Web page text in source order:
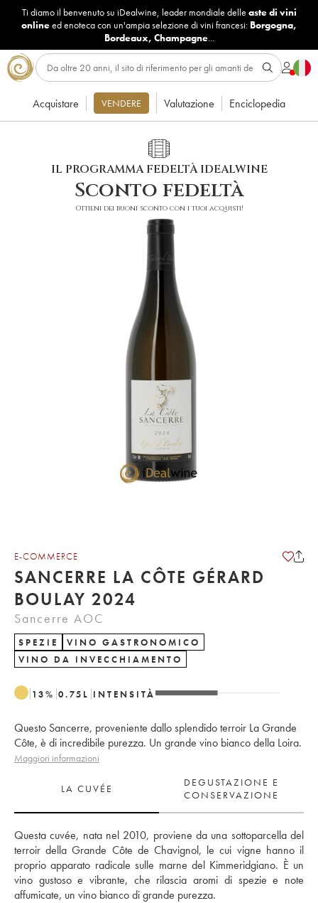
Ti diamo il benvenuto su iDealwine, leader mondiale delle aste di vini
onlineed enoteca con un'ampia selezione di vini francesi: Borgogna,
Bordeaux, Champagne...
Acquistare VENDERE Valutazione Enciclopedia
IL PROGRAMMA FEDELTÀ IDEALWINE
Sconto fedeltà
Ottieni dei buoni sconto con i tuoi acquisti!
E-COMMERCE
SANCERRE LA CÔTE GÉRARD
BOULAY 2024
Sancerre AOC
SPEZIE
VINO GASTRONOMICO
VINO DA INVECCHIAMENTO
13% 0.75 L INTENSITÀ
Questo Sancerre, proveniente dallo splendido terroir La Grande
Côte, è di incredibile purezza. Un grande vino bianco della Loira.
Maggiori informazioni
LA CUVÉE
DEGUSTAZIONE E
CONSERVAZIONE
Questa cuvée, nata nel 2010, proviene da una sottoparcella del
terroir della Grande Côte de Chavignol, le cui vigne hanno il
proprio apparato radicale sulle marne del Kimmeridgiano. È un
vino gustoso e vibrante, che rilascia aromi di spezie e note
affumicate, un vino bianco di grande purezza.